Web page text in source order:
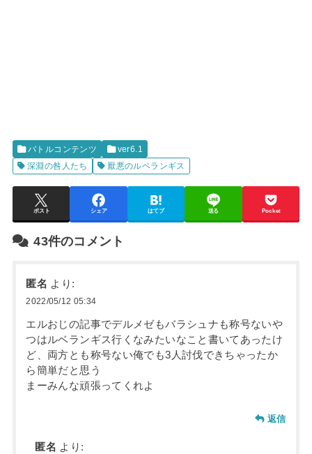
バトルコンテンツ
ver6.1
深淵の咎人たち
厭悪のルベランギス
ポスト シェア はてブ 送る Pocket
43件のコメント
匿名 より:
2022/05/12 05:34
エルおじの記事でデルメゼもバラシュナも称号ないや
つはルベランギス行くなみたいなこと書いてあったけ
ど、両方とも称号ない俺でも3人討伐できちゃったか
ら簡単だと思う
まーみんな頑張ってくれよ
返信
匿名 より: